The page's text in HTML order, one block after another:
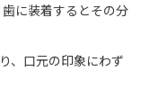
に装着するとその分
、口元の印象にわず